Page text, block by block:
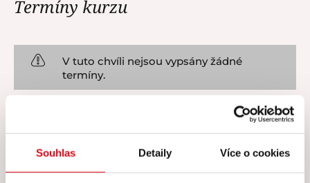
Souhlas Detaily Více o cookies
Termíny kurzu
V tuto chvíli nejsou vypsány žádné
termíny.